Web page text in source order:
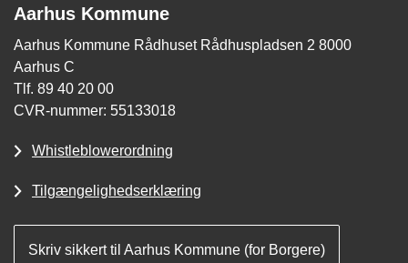
Aarhus Kommune
Aarhus Kommune Rådhuset Rådhuspladsen 2 8000
Aarhus C
Tlf. 89 40 20 00
CVR-nummer: 55133018
Whistleblowerordning
Tilgængelighedserklæring
Skriv sikkert til Aarhus Kommune (for Borgere)